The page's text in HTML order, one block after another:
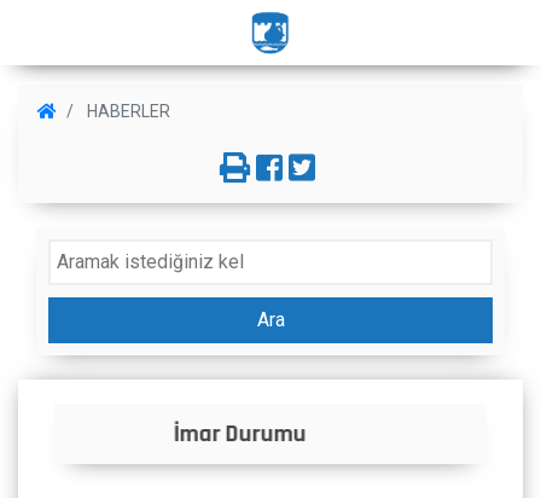
HABERLER
Ara
Panorama